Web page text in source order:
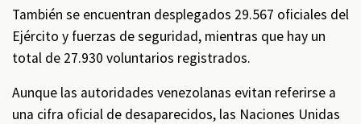
También se encuentran desplegados 29.567 oficiales del
Ejército y fuerzas de seguridad, mientras que hay un
total de 27.930 voluntarios registrados.
Aunque las autoridades venezolanas evitan referirse a
una cifra oficial de desaparecidos, las Naciones Unidas